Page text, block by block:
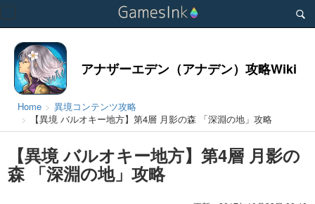
Toggle
アナザーエデン（アナデン）攻略Wiki
Home
異境コンテンツ攻略
【異境 バルオキー地方】第4層 月影の森 「深淵の地」攻略
【異境 バルオキー地方】第4層 月影の
森 「深淵の地」攻略